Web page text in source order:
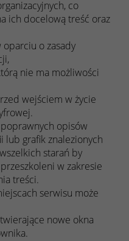
co
ich docelową treść oraz
oparciu o zasady
nie ma możliwości
wejściem w życie
opisów
lub grafik znalezionych
starań by
w zakresie
treści.
serwisu może
nowe okna